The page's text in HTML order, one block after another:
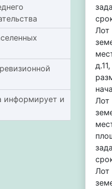
информирует и
Лот
Лот
Лот